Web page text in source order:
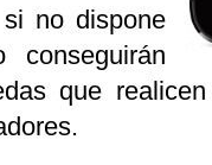
no dispone
que